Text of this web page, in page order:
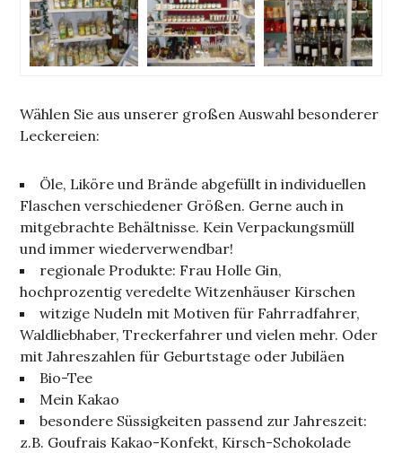
Wählen Sie aus unserer großen Auswahl besonderer
Leckereien:
Öle, Liköre und Brände abgefüllt in individuellen
Flaschen verschiedener Größen. Gerne auch in
mitgebrachte Behältnisse. Kein Verpackungsmüll
und immer wiederverwendbar!
regionale Produkte: Frau Holle Gin,
hochprozentig veredelte Witzenhäuser Kirschen
witzige Nudeln mit Motiven für Fahrradfahrer,
Waldliebhaber, Treckerfahrer und vielen mehr. Oder
mit Jahreszahlen für Geburtstage oder Jubiläen
Bio-Tee
Mein Kakao
besondere Süssigkeiten passend zur Jahreszeit:
z.B. Goufrais Kakao-Konfekt, Kirsch-Schokolade